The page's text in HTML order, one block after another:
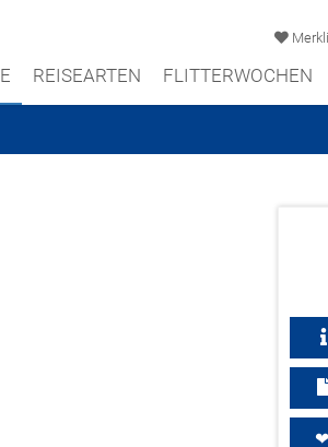
REISEARTEN FLITTERWOCHEN